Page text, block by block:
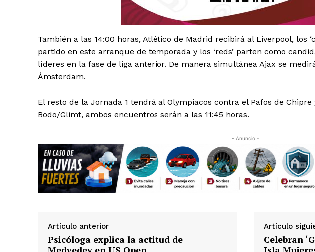
SUSCRÍBETE AHORA
También a las 14:00 horas, Atlético de Madrid recibirá al Liverpool, los
partido en este arranque de temporada y los ‘reds’ parten como
líderes en la fase de liga anterior. De manera simultánea Ajax se
Ámsterdam.
El resto de la Jornada 1 tendrá al Olympiacos contra el Pafos de
Bodo/Glimt, ambos encuentros serán a las 11:45 horas.
- Anuncio -
Artículo anterior
Psicóloga explica la actitud de
Medvedev en US Open
Artículo
Celebran
Isla